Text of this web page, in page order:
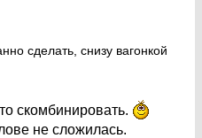
сделать, снизу вагонкой
скомбинировать.
не сложилась.